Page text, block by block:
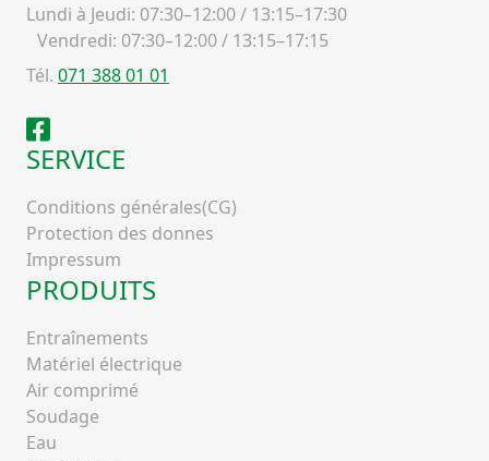
Lundi à Jeudi: 07:30–12:00 / 13:15–17:30
Vendredi: 07:30–12:00 / 13:15–17:15
Tél. 071 388 01 01
Facebook
SERVICE
Conditions générales(CG)
Protection des donnes
Impressum
PRODUITS
Entraînements
Matériel électrique
Air comprimé
Soudage
Eau